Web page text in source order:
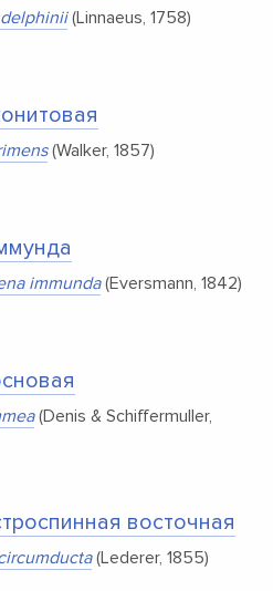
(Linnaeus, 1758)
(Walker, 1857)
immunda(Eversmann, 1842)
(Denis & Schiffermuller,
восточная
(Lederer, 1855)